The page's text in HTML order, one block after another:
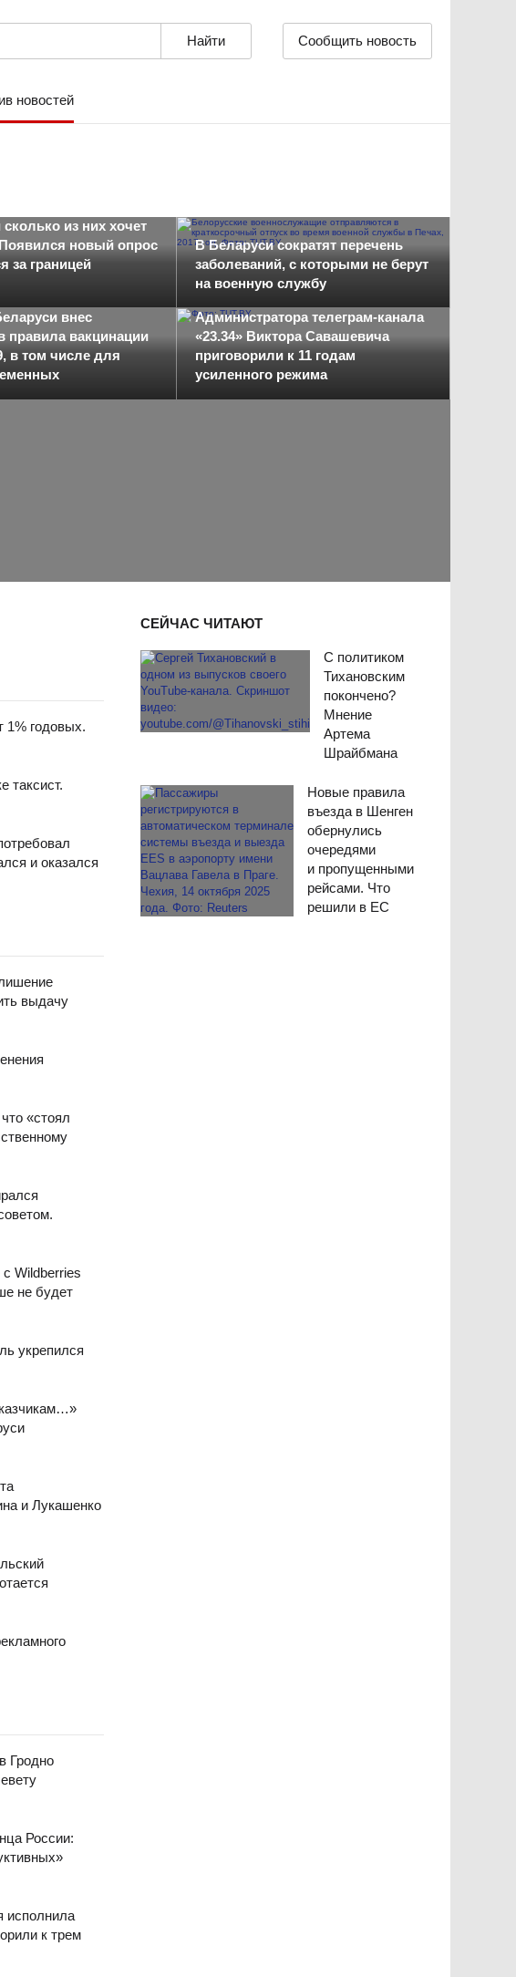
Сообщить новость
новостей
из них хочет
новый опрос
за границей
В Беларуси сократят перечень
заболеваний, с которыми не берут
на военную службу
внес
правила вакцинации
в том числе для
Администратора телеграм-канала
«23.34» Виктора Савашевича
приговорили к 11 годам
усиленного режима
СЕЙЧАС ЧИТАЮТ
С политиком
Тихановским
покончено?
Мнение
Артема
Шрайбмана
Новые правила
въезда в Шенген
обернулись
очередями
и пропущенными
рейсами. Что
решили в ЕС
1% годовых.
таксист.
и оказался
выдачу
«стоял
Wildberries
не будет
укрепился
и Лукашенко
Гродно
России:
исполнила
к трем